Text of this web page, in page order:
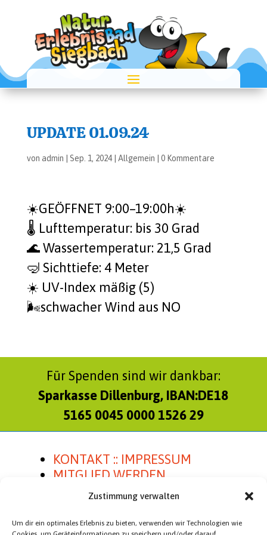
Zustimmung verwalten
Um dir ein optimales Erlebnis zu bieten, verwenden wir Technologien wie
UPDATE 01.09.24
von admin Sep. 1, 2024| Allgemein 0 Kommentare
☀️GEÖFFNET 9:00–19:00h☀️
🌡️ Luft­tem­pe­ra­tur: bis 30 Grad
🌊 Was­ser­tem­pe­ra­tur: 21,5 Grad
🤿 Sicht­tie­fe: 4 Meter
☀️ UV-Index mäßig (5)
🌬️schwa­cher Wind aus NO
Für Spenden sind wir dankbar:
Sparkasse Dillenburg, IBAN:DE18
5165 0045 0000 1526 29
KONTAKT :: IMPRESSUM
MITGLIED WERDEN
SATZUNG